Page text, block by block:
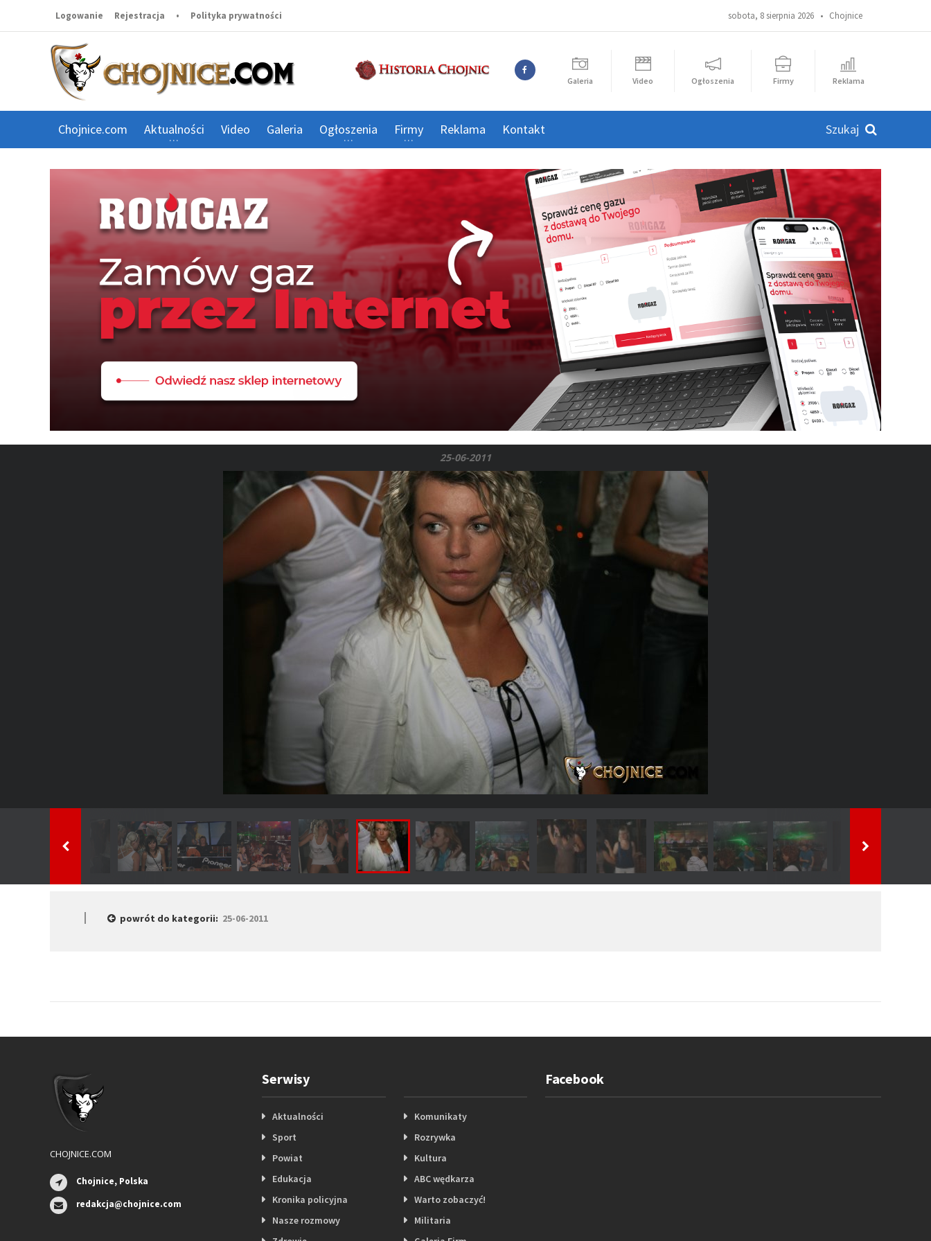
sobota, 8 sierpnia 2026 • Chojnice
Logowanie Rejestracja • Polityka prywatności
Galeria Video Ogłoszenia Firmy Reklama
Chojnice.com Aktualności Video Galeria Ogłoszenia Firmy Reklama Kontakt
25-06-2011
powrót do kategorii: 25-06-2011
CHOJNICE.COM
Chojnice, Polska
redakcja@chojnice.com
Serwisy
Aktualności
Sport
Powiat
Edukacja
Kronika policyjna
Nasze rozmowy
Komunikaty
Rozrywka
Kultura
ABC wędkarza
Warto zobaczyć!
Militaria
Facebook